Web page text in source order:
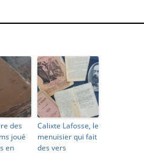
des
joué
en
Calixte Lafosse, le
menuisier qui fait
des vers